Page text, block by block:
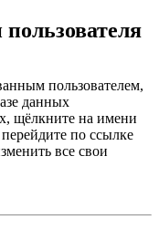
пользователем,
данных
щёлкните на имени
по ссылке
все свои